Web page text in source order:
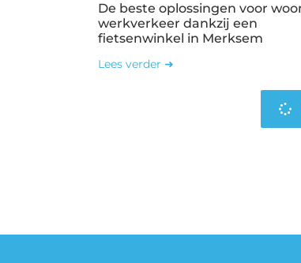
De beste oplossingen voor
werkverkeer dankzij een
fietsenwinkel in Merksem
Lees verder ➜